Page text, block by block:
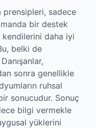
prensipleri, sadece
bir destek
kendilerini daha iyi
belki de
sonra genellikle
ruhsal
sonucudur. Sonuç
bilgi vermekle
yüklerini